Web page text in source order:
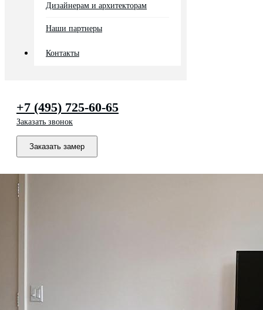
Дизайнерам и архитекторам
Наши партнеры
Контакты
+7 (495) 725-60-65
Заказать звонок
Заказать замер